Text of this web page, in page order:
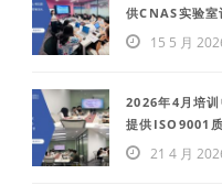
供CNAS实验
15 5 月
2026年4月培
提供ISO9001
21 4 月